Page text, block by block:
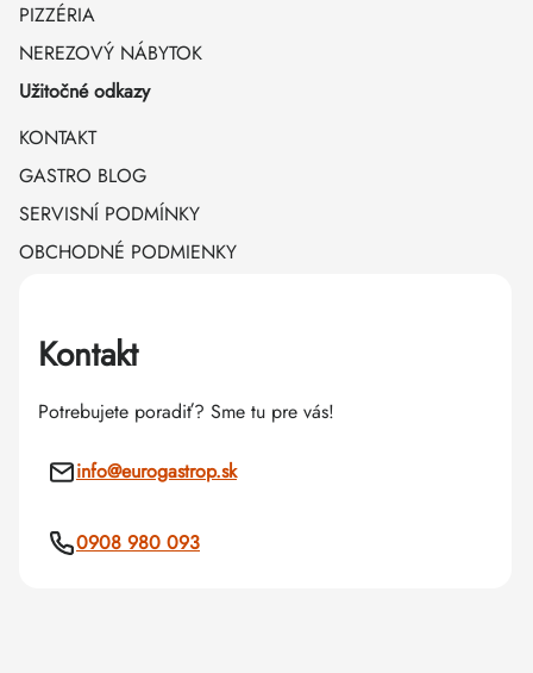
PIZZÉRIA
NEREZOVÝ NÁBYTOK
Užitočné odkazy
KONTAKT
GASTRO BLOG
SERVISNÍ PODMÍNKY
OBCHODNÉ PODMIENKY
Kontakt
Potrebujete poradiť? Sme tu pre vás!
info@eurogastrop.sk
0908 980 093